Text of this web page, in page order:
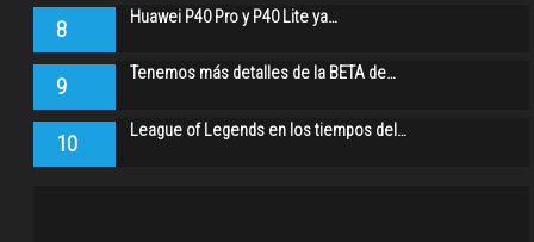
8 Huawei P40 Pro y P40 Lite ya…
9 Tenemos más detalles de la BETA de…
10 League of Legends en los tiempos del…